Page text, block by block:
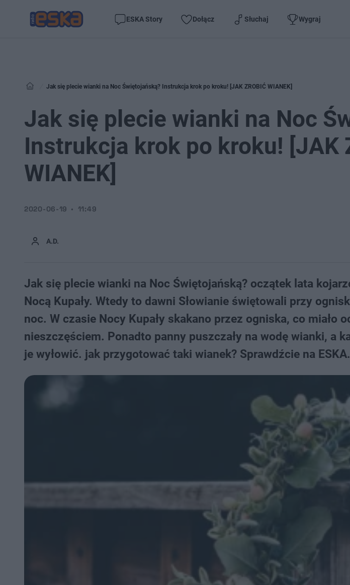
ESKA Story Dołącz Słuchaj Wygraj
Jak się plecie wianki na Noc Świętojańską? Instrukcja krok po kroku! [JAK ZROBIĆ WIANEK]
Jak się plecie wianki na Noc
Instrukcja krok po kroku! [JAK
WIANEK]
A.D.
2020-06-19 11:49
Jak się plecie wianki na Noc Świętojańską? oczątek lata
Nocą Kupały. Wtedy to dawni Słowianie świętowali przy
noc. W czasie Nocy Kupały skakano przez ogniska, co miało
nieszczęściem. Ponadto panny puszczały na wodę wianki, a
je wyłowić. jak przygotować taki wianek? Sprawdźcie na